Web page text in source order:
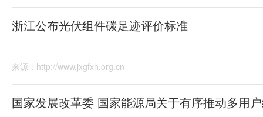
浙江公布光伏组件碳足迹评价标准
来源：http://www.jxgfxh.org.cn
国家发展改革委 国家能源局关于有序推动多用